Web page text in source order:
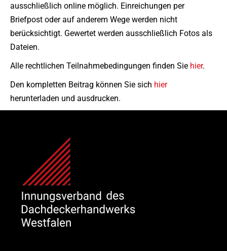
ausschließlich online möglich. Einreichungen per
Briefpost oder auf anderem Wege werden nicht
berücksichtigt. Gewertet werden ausschließlich Fotos als
Dateien.
Alle rechtlichen Teilnahmebedingungen finden Sie hier.
Den kompletten Beitrag können Sie sich hier
herunterladen und ausdrucken.